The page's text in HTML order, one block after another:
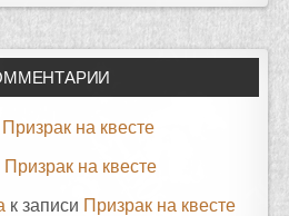
Призрак на квесте
Призрак на квесте
к записи Призрак на квесте